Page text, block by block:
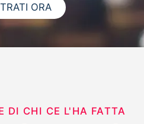
ORA
DI CHI CE L'HA FATTA